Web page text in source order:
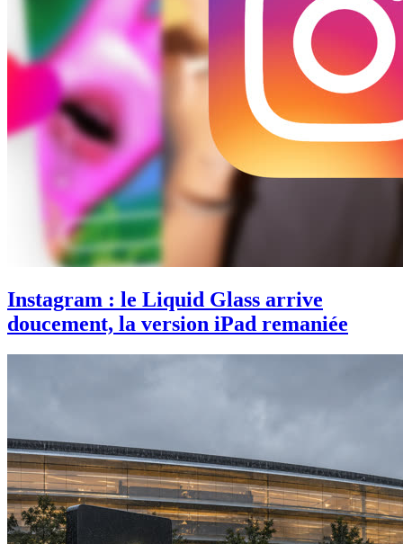
Instagram : le Liquid Glass arrive
doucement, la version iPad remaniée